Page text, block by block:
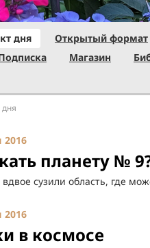
дня
Открытый формат
Магазин
2016
планету №
сузили область, где
2016
в космосе